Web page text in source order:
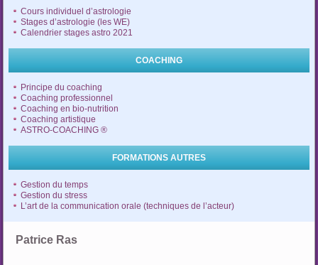
Cours individuel d’astrologie
Stages d’astrologie (les WE)
Calendrier stages astro 2021
COACHING
Principe du coaching
Coaching professionnel
Coaching en bio-nutrition
Coaching artistique
ASTRO-COACHING ®
FORMATIONS AUTRES
Gestion du temps
Gestion du stress
L’art de la communication orale (techniques de l’acteur)
Patrice Ras